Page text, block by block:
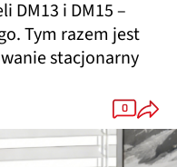
DM13 i DM15 –
Tym razem jest
stacjonarny
0